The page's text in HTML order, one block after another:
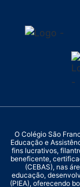
O Colégio São
Educação e
fins lucrativos,
beneficente,
(CEBAS), nas
educação,
(PIEA), oferecendo